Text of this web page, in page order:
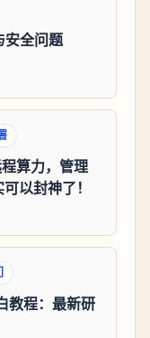
安全问题
算力，管理
以封神了！
教程：最新研